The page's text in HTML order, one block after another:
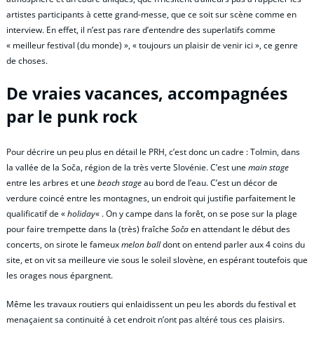
artistes participants à cette grand-messe, que ce soit sur scène comme en
interview. En effet, il n’est pas rare d’entendre des superlatifs comme
« meilleur festival (du monde) », « toujours un plaisir de venir ici », ce genre
de choses.
De vraies vacances, accompagnées
par le punk rock
Pour décrire un peu plus en détail le PRH, c’est donc un cadre : Tolmin, dans
la vallée de la Soča, région de la très verte Slovénie. C’est unemain stage
entre les arbres et unebeach stageau bord de l’eau. C’est un décor de
verdure coincé entre les montagnes, un endroit qui justifie parfaitement le
qualificatif de «holiday« . On y campe dans la forêt, on se pose sur la plage
pour faire trempette dans la (très) fraîcheSočaen attendant le début des
concerts, on sirote le fameuxmelon balldont on entend parler aux 4 coins du
site, et on vit sa meilleure vie sous le soleil slovène, en espérant toutefois que
les orages nous épargnent.
Même les travaux routiers qui enlaidissent un peu les abords du festival et
menaçaient sa continuité à cet endroit n’ont pas altéré tous ces plaisirs.